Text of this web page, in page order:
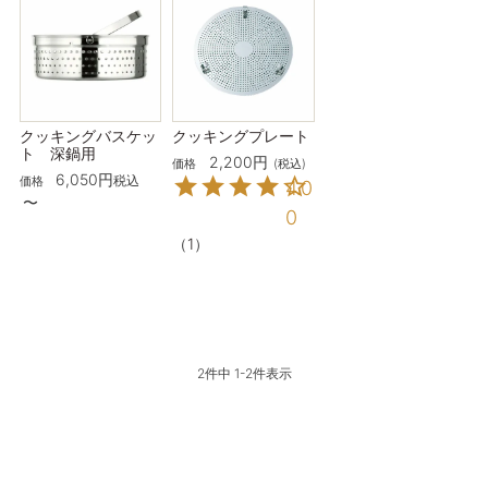
クッキングバスケッ
ト 深鍋用
価格 6,050 税込
〜
クッキングプレート
価格 2,200 税込
4.0
0
（1）
2件中 1-2件表示